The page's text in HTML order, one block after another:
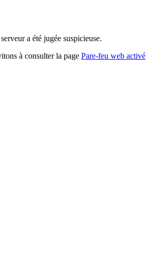
a été jugée suspicieuse.
à consulter la page Pare-feu web activé